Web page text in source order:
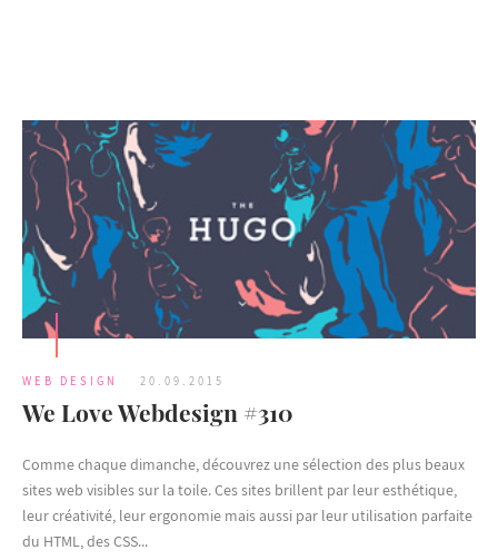
WEB DESIGN 20.09.2015
We Love Webdesign #310
Comme chaque dimanche, découvrez une sélection des plus beaux
sites web visibles sur la toile. Ces sites brillent par leur esthétique,
leur créativité, leur ergonomie mais aussi par leur utilisation parfaite
du HTML, des CSS...